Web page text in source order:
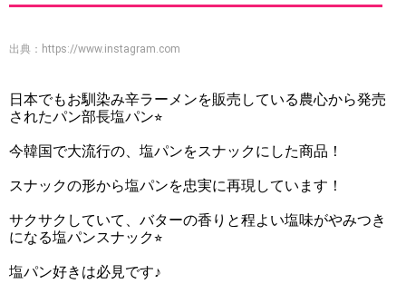
出典： https://www.instagram.com
日本でもお馴染み辛ラーメンを販売している農心から発売
されたパン部長塩パン⭐︎
今韓国で大流行の、塩パンをスナックにした商品！
スナックの形から塩パンを忠実に再現しています！
サクサクしていて、バターの香りと程よい塩味がやみつき
になる塩パンスナック⭐︎
塩パン好きは必見です♪